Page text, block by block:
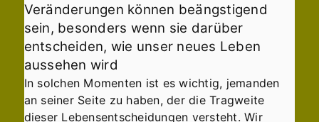
Veränderungen können beängstigend
sein, besonders wenn sie darüber
entscheiden, wie unser neues Leben
aussehen wird
In solchen Momenten ist es wichtig, jemanden
an seiner Seite zu haben, der die Tragweite
dieser Lebensentscheidungen versteht. Wir